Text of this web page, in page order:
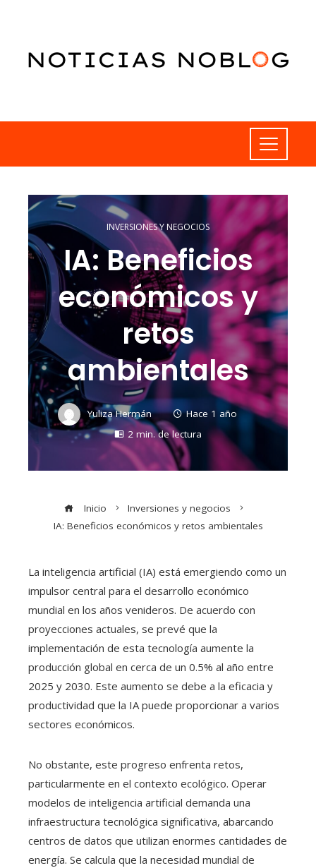
INVERSIONES Y NEGOCIOS
IA: Beneficios
económicos y
retos
ambientales
Yuliza Hermán
Hace 1 año
2 min. de lectura
Inicio
Inversiones y negocios
IA: Beneficios económicos y retos ambientales
​La inteligencia artificial (IA) está emergiendo como un
impulsor central para el desarrollo económico
mundial en los años venideros. De acuerdo con
proyecciones actuales, se prevé que la
implementación de esta tecnología aumente la
producción global en cerca de un 0.5% al año entre
2025 y 2030. Este aumento se debe a la eficacia y
productividad que la IA puede proporcionar a varios
sectores económicos.​
No obstante, este progreso enfrenta retos,
particularmente en el contexto ecológico. Operar
modelos de inteligencia artificial demanda una
infraestructura tecnológica significativa, abarcando
centros de datos que utilizan enormes cantidades de
energía. Se calcula que la necesidad mundial de